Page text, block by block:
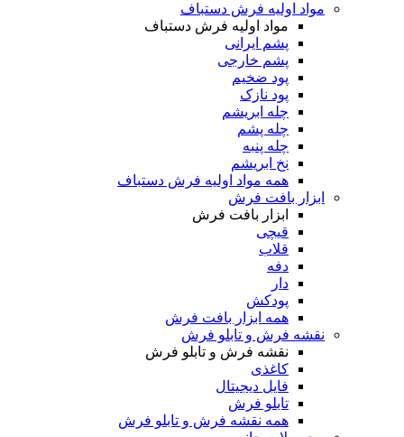
مواد اولیه فرش دستباف
مواد اولیه فرش دستباف
پشم ایرانی
پشم خارجی
پود ضخیم
پود نازک
چله ابریشم
چله پشم
چله پنبه
نخ ابریشم
همه مواد اولیه فرش دستباف
ابزار بافت فرش
ابزار بافت فرش
قیچی
قلاب
دفه
دار
پودکش
همه ابزار بافت فرش
نقشه فرش و تابلو فرش
نقشه فرش و تابلو فرش
کاغذی
فایل دیجیتال
تابلو فرش
همه نقشه فرش و تابلو فرش